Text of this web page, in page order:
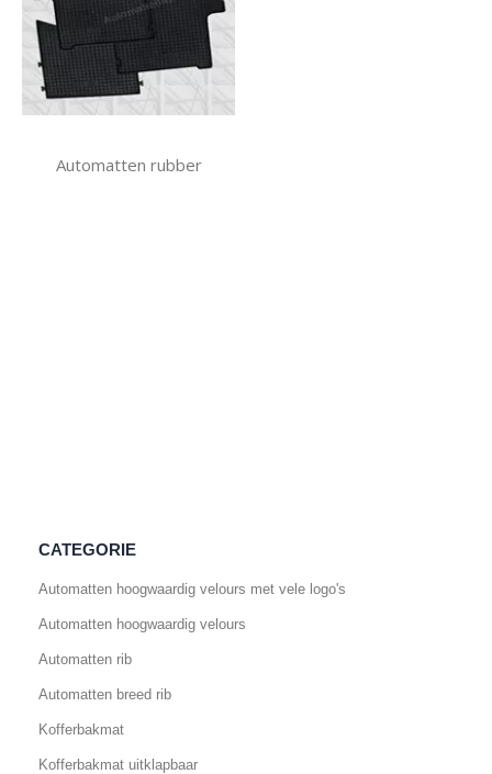
Automatten rubber
CATEGORIE
Automatten hoogwaardig velours met vele logo's
Automatten hoogwaardig velours
Automatten rib
Automatten breed rib
Kofferbakmat
Kofferbakmat uitklapbaar